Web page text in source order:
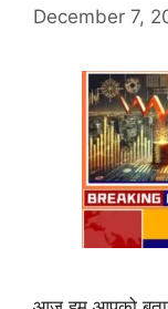
December 7,